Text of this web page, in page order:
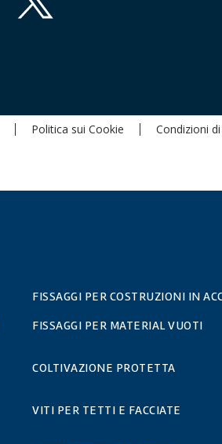
Politica sui Cookie Condizioni
FISSAGGI PER COSTRUZIONI IN
FISSAGGI PER MATERIAL VUOTI
COLTIVAZIONE PROTETTA
VITI PER TETTI E FACCIATE